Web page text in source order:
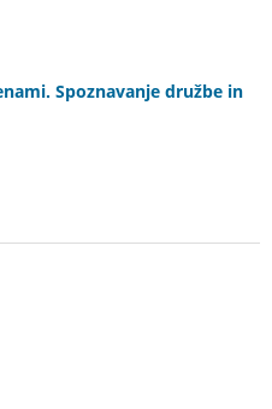
Spoznavanje družbe in